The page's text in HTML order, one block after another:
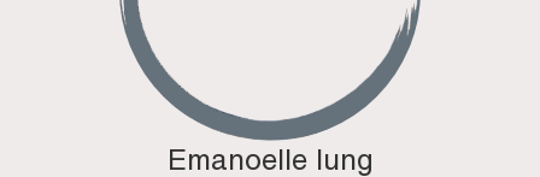
Emanoelle Iung